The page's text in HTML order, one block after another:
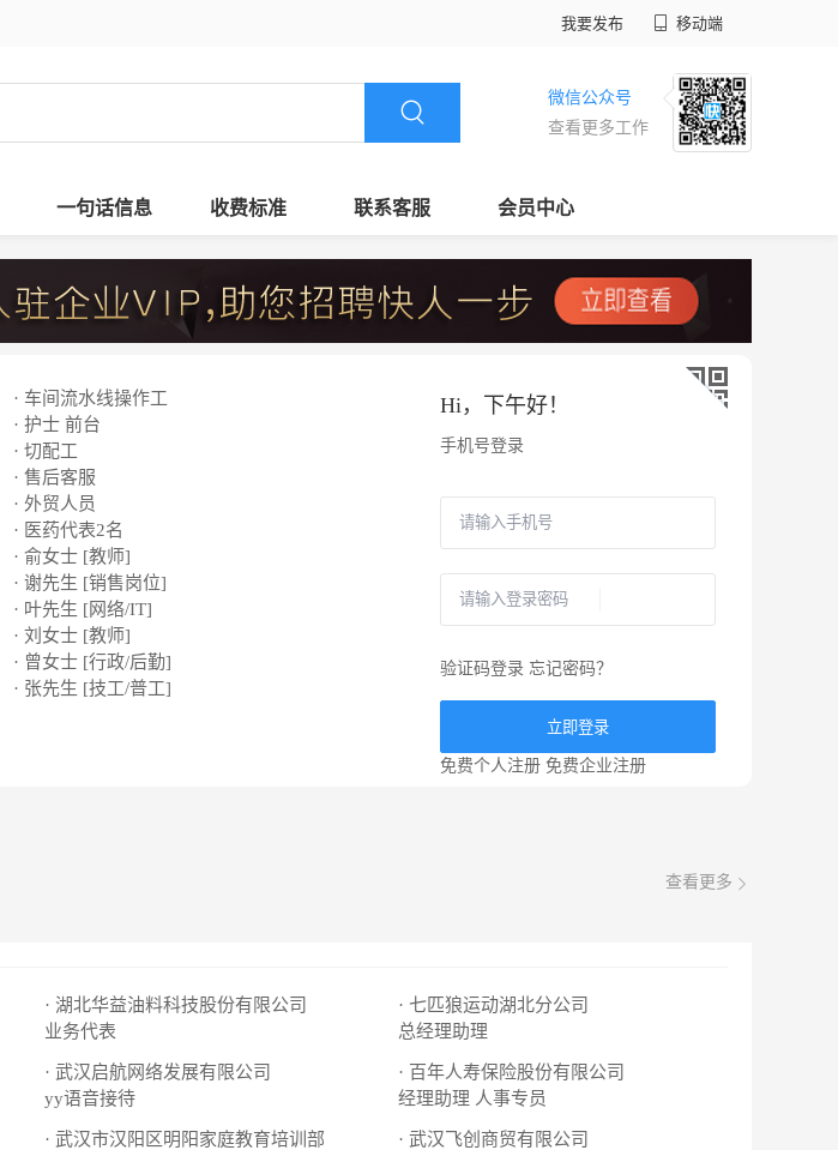
我要发布 移动端
微信公众号
查看更多工作
一句话信息 收费标准 联系客服 会员中心
· 车间流水线操作工
· 护士 前台
· 切配工
· 售后客服
· 外贸人员
· 医药代表2名
· 俞女士 [教师]
· 谢先生 [销售岗位]
· 叶先生 [网络/IT]
· 刘女士 [教师]
· 曾女士 [行政/后勤]
· 张先生 [技工/普工]
Hi， 下午好！
手机号登录
验证码登录 忘记密码？
立即登录
免费个人注册 免费企业注册
查看更多
· 湖北华益油料科技股份有限公司
业务代表
· 七匹狼运动湖北分公司
总经理助理
· 武汉启航网络发展有限公司
yy语音接待
· 百年人寿保险股份有限公司
经理助理 人事专员
· 武汉市汉阳区明阳家庭教育培训部
· 武汉飞创商贸有限公司